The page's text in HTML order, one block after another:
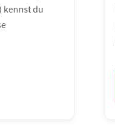
kennst du